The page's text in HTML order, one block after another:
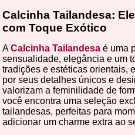
Calcinha Tailandesa:
com Toque Exótico
ACalcinha Tailandesa é uma
sensualidade, elegância e um
tradições e estéticas orientais,
por seus detalhes únicos e
valorizam a feminilidade de
você encontra uma seleção
tailandesas, perfeitas para
adicionar um charme extra ao